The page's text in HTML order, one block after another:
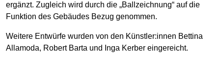
ergänzt. Zugleich wird durch die „Ball­zeichnung“ auf die
Funktion des Gebäudes Bezug genommen.
Weitere Entwürfe wurden von den Künstler:innen Bettina
Allamoda, Robert Barta und Inga Kerber eingereicht.